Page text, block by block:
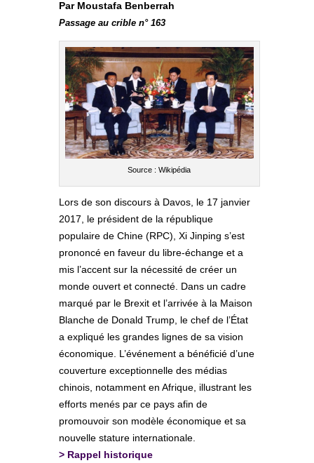
Par Moustafa Benberrah
Passage au crible n° 163
Source : Wikipédia
Lors de son discours à Davos, le 17 janvier
2017, le président de la république
populaire de Chine (RPC), Xi Jinping s’est
prononcé en faveur du libre-échange et a
mis l’accent sur la nécessité de créer un
monde ouvert et connecté. Dans un cadre
marqué par le Brexit et l’arrivée à la Maison
Blanche de Donald Trump, le chef de l’État
a expliqué les grandes lignes de sa vision
économique. L’événement a bénéficié d’une
couverture exceptionnelle des médias
chinois, notamment en Afrique, illustrant les
efforts menés par ce pays afin de
promouvoir son modèle économique et sa
nouvelle stature internationale.
> Rappel historique